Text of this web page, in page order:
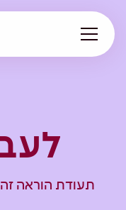
תפיסה חינוכית
המגזין
קריירה
תעודת הוראה